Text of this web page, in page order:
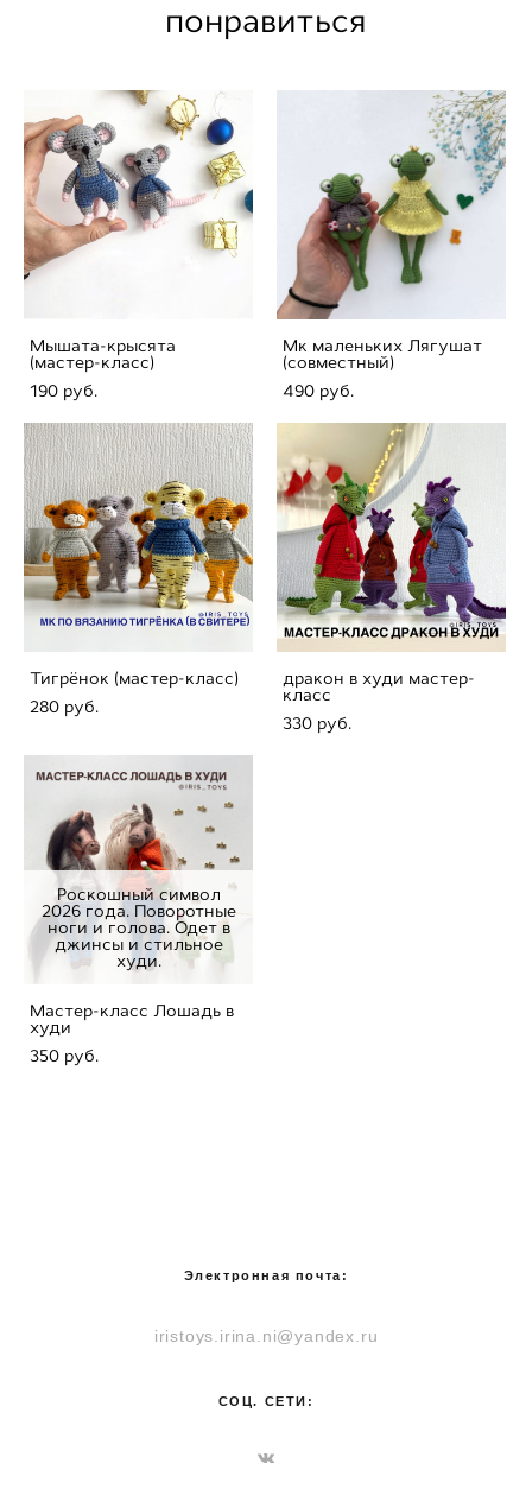
понравиться
Мышата-крысята
(мастер-класс)
190 pуб.
Мк маленьких Лягушат
(совместный)
490 pуб.
Тигрёнок (мастер-класс)
280 pуб.
дракон в худи мастер-
класс
330 pуб.
Роскошный символ
2026 года. Поворотные
ноги и голова. Одет в
джинсы и стильное
худи.
Мастер-класс Лошадь в
худи
350 pуб.
Электронная почта:
iristoys.irina.ni@yandex.ru
СОЦ. СЕТИ: